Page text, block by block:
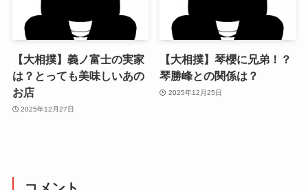
【大相撲】義ノ富士の実家
は？とっても美味しいあの
お店
2025年12月27日
【大相撲】琴櫻に兄弟！？
琴勝峰との関係は？
2025年12月25日